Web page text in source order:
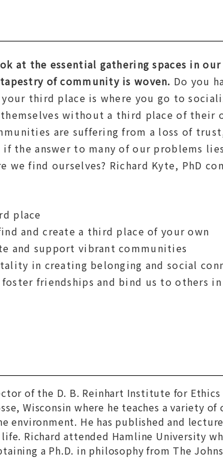
at the essential gathering spaces in
of community is woven. Do you
third place is where you go to
without a third place of their
are suffering from a loss of
the answer to many of our problems
we find ourselves? Richard Kyte, PhD
place
and create a third place of your own
and support vibrant communities
in creating belonging and social
friendships and bind us to others
of the D. B. Reinhart Institute for
Wisconsin where he teaches a variety
environment. He has published and
Richard attended Hamline University
a Ph.D. in philosophy from The